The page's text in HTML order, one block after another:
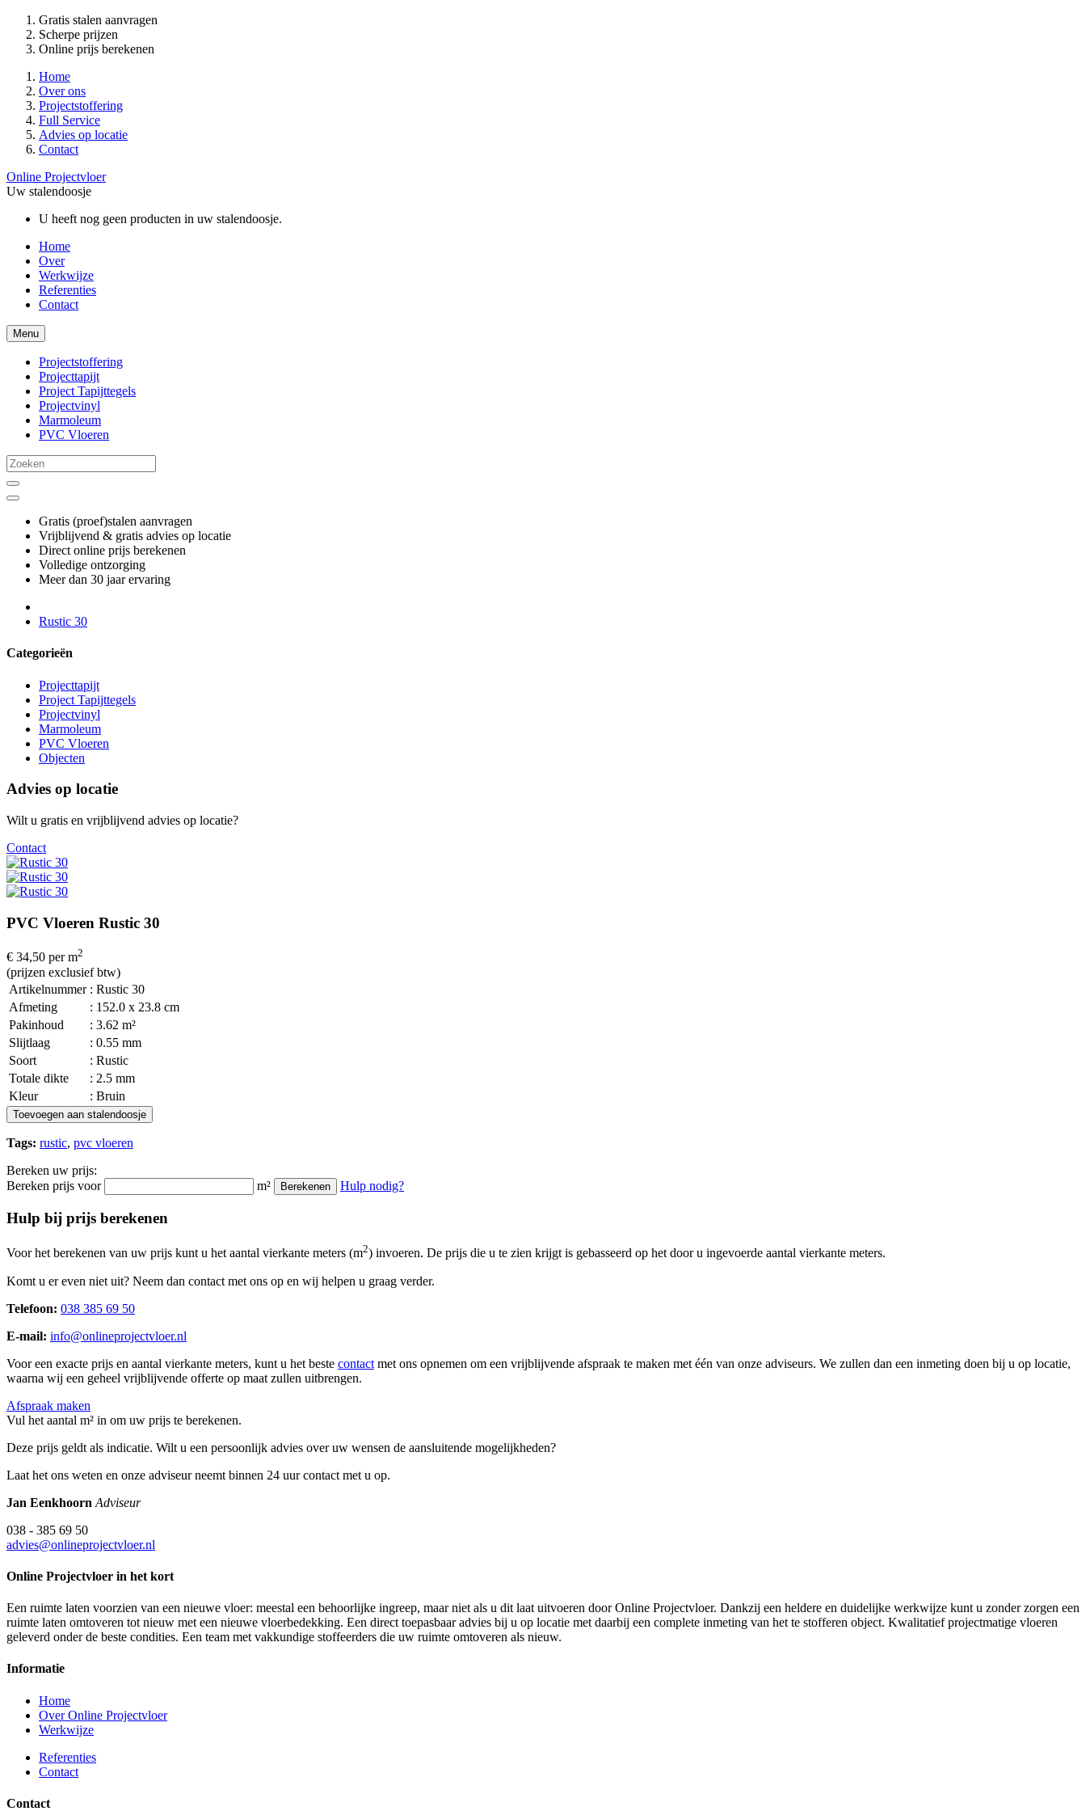
Gratis stalen aanvragen
Scherpe prijzen
Online prijs berekenen
Home
Over ons
Projectstoffering
Full Service
Advies op locatie
Contact
Online Projectvloer
Uw stalendoosje
U heeft nog geen producten in uw stalendoosje.
Home
Over
Werkwijze
Referenties
Contact
Menu
Projectstoffering
Projecttapijt
Project Tapijttegels
Projectvinyl
Marmoleum
PVC Vloeren
Gratis (proef)stalen aanvragen
Vrijblijvend & gratis advies op locatie
Direct online prijs berekenen
Volledige ontzorging
Meer dan 30 jaar ervaring
Rustic 30
Categorieën
Projecttapijt
Project Tapijttegels
Projectvinyl
Marmoleum
PVC Vloeren
Objecten
Advies op locatie
Wilt u gratis en vrijblijvend advies op locatie?
Contact
PVC Vloeren Rustic 30
€ 34,50 per m2
(prijzen exclusief btw)
Artikelnummer : Rustic 30
Afmeting
: 152.0 x 23.8 cm
Pakinhoud
: 3.62 m²
Slijtlaag
: 0.55 mm
Soort
: Rustic
Totale dikte
: 2.5 mm
Kleur
: Bruin
Toevoegen aan stalendoosje
Tags: rustic, pvc vloeren
Bereken uw prijs:
Bereken prijs voor
m² Berekenen Hulp nodig?
Hulp bij prijs berekenen
Voor het berekenen van uw prijs kunt u het aantal vierkante meters (m2) invoeren. De prijs die u te zien krijgt is gebasseerd op het door u ingevoerde aantal vierkante meters.
Komt u er even niet uit? Neem dan contact met ons op en wij helpen u graag verder.
Telefoon: 038 385 69 50
E-mail: info@onlineprojectvloer.nl
Voor een exacte prijs en aantal vierkante meters, kunt u het beste contact met ons opnemen om een vrijblijvende afspraak te maken met één van onze adviseurs. We zullen dan een inmeting doen bij u op locatie,
waarna wij een geheel vrijblijvende offerte op maat zullen uitbrengen.
Afspraak maken
Vul het aantal m² in om uw prijs te berekenen.
Deze prijs geldt als indicatie. Wilt u een persoonlijk advies over uw wensen de aansluitende mogelijkheden?
Laat het ons weten en onze adviseur neemt binnen 24 uur contact met u op.
Jan Eenkhoorn Adviseur
038 - 385 69 50
advies@onlineprojectvloer.nl
Online Projectvloer in het kort
Een ruimte laten voorzien van een nieuwe vloer: meestal een behoorlijke ingreep, maar niet als u dit laat uitvoeren door Online Projectvloer. Dankzij een heldere en duidelijke werkwijze kunt u zonder zorgen een
ruimte laten omtoveren tot nieuw met een nieuwe vloerbedekking. Een direct toepasbaar advies bij u op locatie met daarbij een complete inmeting van het te stofferen object. Kwalitatief projectmatige vloeren
geleverd onder de beste condities. Een team met vakkundige stoffeerders die uw ruimte omtoveren als nieuw.
Informatie
Home
Over Online Projectvloer
Werkwijze
Referenties
Contact
Contact